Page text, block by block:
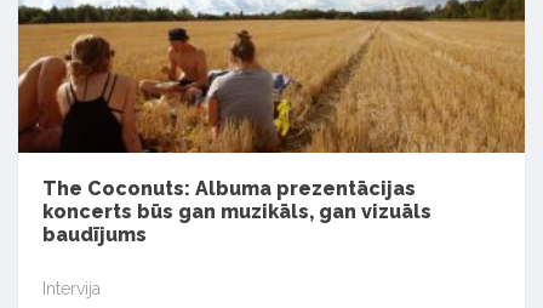
The Coconuts: Albuma prezentācijas
koncerts būs gan muzikāls, gan vizuāls
baudījums
Intervija